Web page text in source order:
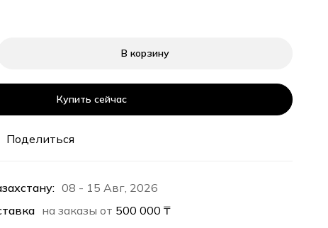
В корзину
Купить сейчас
Поделиться
08 - 15 Авг, 2026
на заказы от 500 000 ₸